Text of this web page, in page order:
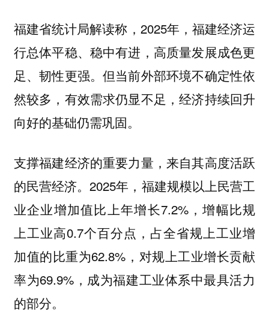
福建省统计局解读称，2025年，福建经济运
行总体平稳、稳中有进，高质量发展成色更
足、韧性更强。但当前外部环境不确定性依
然较多，有效需求仍显不足，经济持续回升
向好的基础仍需巩固。
支撑福建经济的重要力量，来自其高度活跃
的民营经济。2025年，福建规模以上民营工
业企业增加值比上年增长7.2%，增幅比规
上工业高0.7个百分点，占全省规上工业增
加值的比重为62.8%，对规上工业增长贡献
率为69.9%，成为福建工业体系中最具活力
的部分。